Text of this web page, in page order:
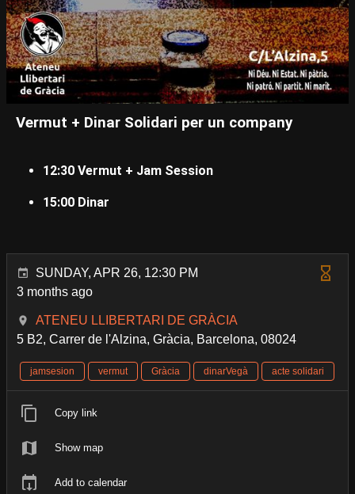
Vermut + Dinar Solidari per un company
12:30 Vermut + Jam Session
15:00 Dinar
SUNDAY, APR 26, 12:30 PM
3 months ago
ATENEU LLIBERTARI DE GRÀCIA
5 B2, Carrer de l'Alzina, Gràcia, Barcelona, 08024
jamsesion vermut Gràcia dinarVegà acte solidari
Copy link
Show map
Add to calendar